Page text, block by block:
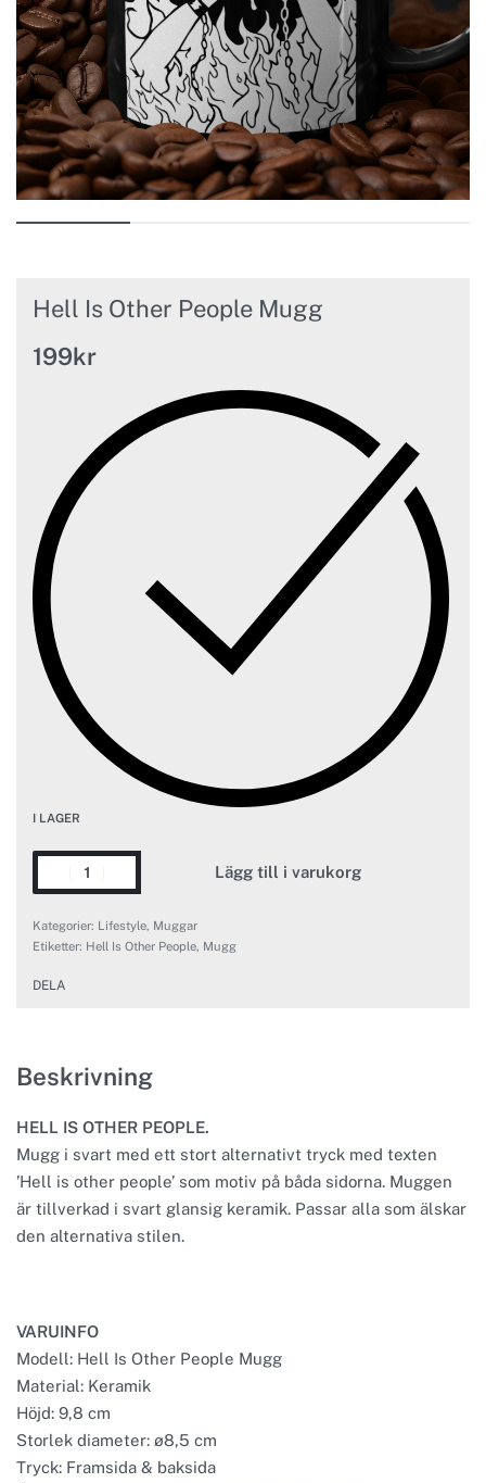
Hell Is Other People Mugg
199kr
I LAGER
Lägg till i varukorg
Kategorier: Lifestyle, Muggar
Etiketter: Hell Is Other People, Mugg
DELA
Beskrivning
HELL IS OTHER PEOPLE.
Mugg i svart med ett stort alternativt tryck med texten
’Hell is other people’ som motiv på båda sidorna. Muggen
är tillverkad i svart glansig keramik. Passar alla som älskar
den alternativa stilen.
VARUINFO
Modell: Hell Is Other People Mugg
Material: Keramik
Höjd: 9,8 cm
Storlek diameter: ø8,5 cm
Tryck: Framsida & baksida